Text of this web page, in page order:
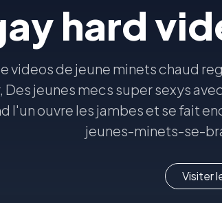
hard
videos de jeune minets chaud
Des jeunes mecs super sexys
l'un ouvre les jambes et se fait
jeunes-minets-se-
Visiter